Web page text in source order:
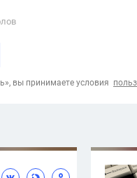
вы принимаете условия